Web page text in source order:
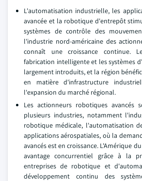
L'automatisation industrielle, les
avancée et la robotique d'entrepôt
systèmes de contrôle des
l'industrie nord-américaine des
connaît une croissance continue.
fabrication intelligente et les systèmes
largement introduits, et la région
en matière d'infrastructure
l'expansion du marché régional.
Les actionneurs robotiques avancés
plusieurs industries, notamment
robotique médicale, l'automatisation
applications aérospatiales, où la
avancés est en croissance. L'Amérique
avantage concurrentiel grâce à la
entreprises de robotique et
développement continu des